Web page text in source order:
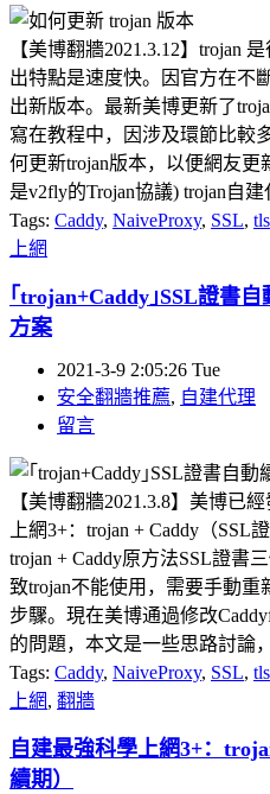
【美博翻牆2021.3.12】trojan
出特點是速度快。因官方在不
出新版本。最新美博更新了
寫在教程中，因涉及環節比較
何更新trojan版本，以便網友
是v2fly的Trojan協議) trojan自建
Tags: Caddy, NaiveProxy, SSL, tls
上網
｢trojan+Caddy｣SSL證書
方案
2021-3-9 2:05:26 Tue
安全翻牆推薦, 自建代理
留言
【美博翻牆2021.3.8】美博已
上網3+：trojan + Caddy（
trojan + Caddy原方法SSL證書
致trojan不能使用，需要手動
步驟。現在美博通過修改
的問題，本文是一些思路討論
Tags: Caddy, NaiveProxy, SSL, tls
上網, 翻牆
自建最強科學上網3+：
續期）